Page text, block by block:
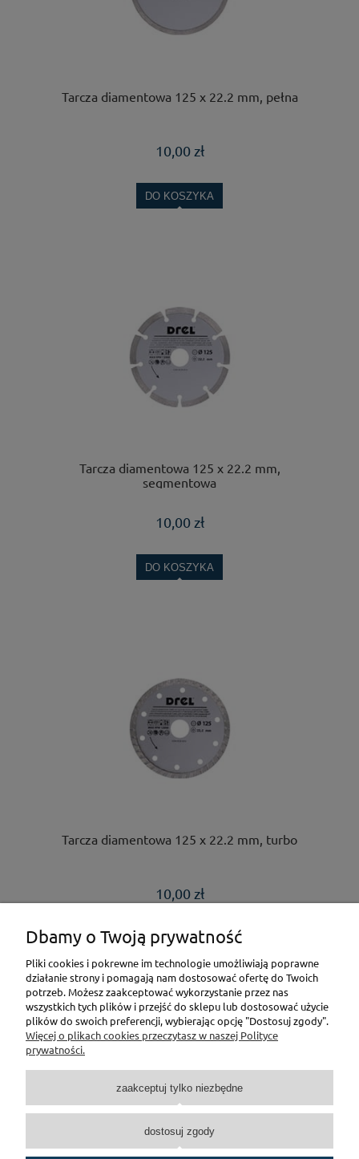
Tarcza diamentowa 125 x 22.2 mm, pełna
10,00 zł
DO KOSZYKA
Tarcza diamentowa 125 x 22.2 mm,
segmentowa
10,00 zł
DO KOSZYKA
Tarcza diamentowa 125 x 22.2 mm, turbo
10,00 zł
DO KOSZYKA
« 1 2 3 »
Pomoc
Dbamy o Twoją prywatność
Pliki cookies i pokrewne im technologie umożliwiają poprawne
działanie strony i pomagają nam dostosować ofertę do Twoich
potrzeb. Możesz zaakceptować wykorzystanie przez nas
wszystkich tych plików i przejść do sklepu lub dostosować użycie
plików do swoich preferencji, wybierając opcję "Dostosuj zgody".
Więcej o plikach cookies przeczytasz w naszej Polityce
prywatności.
zaakceptuj tylko niezbędne
dostosuj zgody